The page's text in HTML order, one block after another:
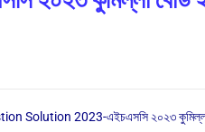
2023-এইচএসসি ২০২৩ কুমিল্লা